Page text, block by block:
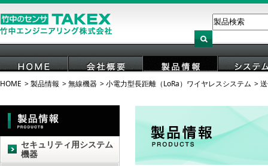
HOME 会社概要 製品情報 システ
HOME 製品情報 無線機器 小電力型長距離（LoRa）ワイヤレスシステム
セキュリティ用システム
機器